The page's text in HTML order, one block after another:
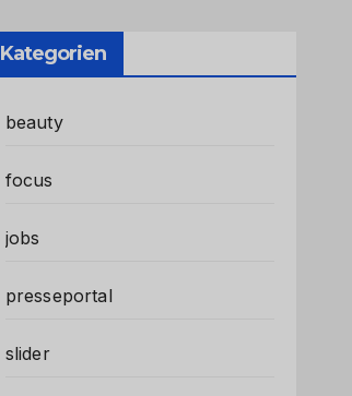
Kategorien
beauty
focus
jobs
presseportal
slider